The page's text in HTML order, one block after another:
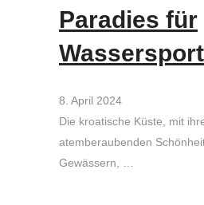
Paradies für
8. April 2024
Die kroatische Küste, mit
atemberaubenden
Gewässern, …